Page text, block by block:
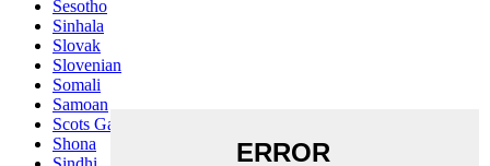
Sesotho
Sinhala
Slovak
Slovenian
Somali
Samoan
Scots Gaelic
Shona